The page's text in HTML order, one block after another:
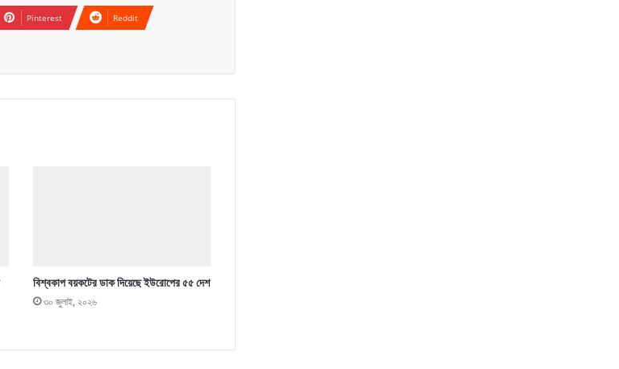
Pinterest Reddit
বিশ্বকাপ বয়কটের ডাক দিয়েছে ইউরোপের ৫৫ দেশ
৩০ জুলাই, ২০২৬